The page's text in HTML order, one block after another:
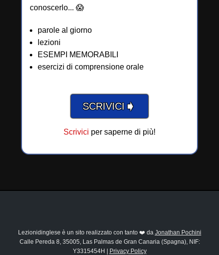
conoscerlo... 😱
parole al giorno
lezioni
ESEMPI MEMORABILI
esercizi di comprensione orale
SCRIVICI ➧
Scrivici per saperne di più!
Lezionidinglese è un sito realizzato con tanto ❤️ da Jonathan Pochini
Calle Pereda 8, 35005, Las Palmas de Gran Canaria (Spagna), NIF:
Y3315454H | Privacy Policy